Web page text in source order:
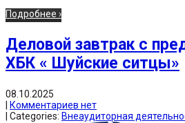
Подробнее ›
Деловой завтрак с
ХБК « Шуйские ситцы»
08.10.2025
Комментариев нет
| Categories: Внеаудиторная